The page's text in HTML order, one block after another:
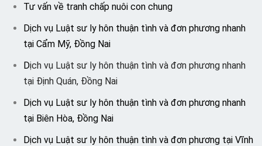
Tư vấn về tranh chấp nuôi con chung
Dịch vụ Luật sư ly hôn thuận tình và đơn phương nhanh
tại Cẩm Mỹ, Đồng Nai
Dịch vụ Luật sư ly hôn thuận tình và đơn phương nhanh
tại Định Quán, Đồng Nai
Dịch vụ Luật sư ly hôn thuận tình và đơn phương nhanh
tại Biên Hòa, Đồng Nai
Dịch vụ Luật sư ly hôn thuận tình và đơn phương tại Vĩnh